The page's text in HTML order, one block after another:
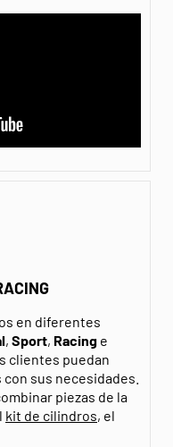
en diferentes
, Sport, Racing e
clientes puedan
sus necesidades.
piezas de la
kit de cilindros, el